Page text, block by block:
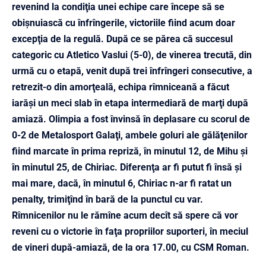
revenind la condiţia unei echipe care începe să se
obişnuiască cu înfrîngerile, victoriile fiind acum doar
excepţia de la regulă. După ce se părea că succesul
categoric cu Atletico Vaslui (5-0), de vinerea trecută, din
urmă cu o etapă, venit după trei înfrîngeri consecutive, a
retrezit-o din amorţeală, echipa rîmniceană a făcut
iarăşi un meci slab în etapa intermediară de marţi după
amiază. Olimpia a fost învinsă în deplasare cu scorul de
0-2 de Metalosport Galaţi, ambele goluri ale gălăţenilor
fiind marcate în prima repriză, în minutul 12, de Mihu şi
în minutul 25, de Chiriac. Diferenţa ar fi putut fi însă şi
mai mare, dacă, în minutul 6, Chiriac n-ar fi ratat un
penalty, trimiţînd în bară de la punctul cu var.
Rîmnicenilor nu le rămîne acum decît să spere că vor
reveni cu o victorie în faţa propriilor suporteri, în meciul
de vineri după-amiază, de la ora 17.00, cu CSM Roman.